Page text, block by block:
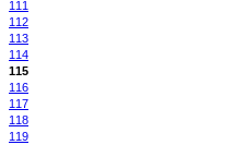
111
112
113
114
115
116
117
118
119